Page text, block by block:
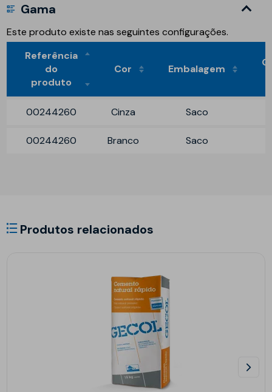
Gama
Este produto existe nas seguintes configurações.
Referência
do
produto
Cor Embalagem
00244260 Cinza Saco
00244260 Branco Saco
Produtos relacionados